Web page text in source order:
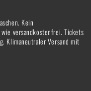
Kein
versandkostenfrei. Tickets
Klimaneutraler Versand mit